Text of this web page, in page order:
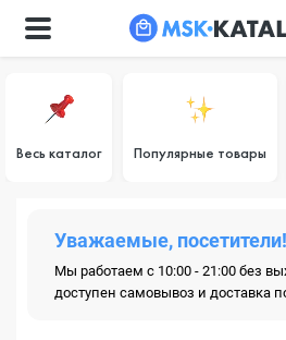
Весь каталог Популярные товары
Уважаемые, посетители!
Мы работаем с 10:00 - 21:00 без
доступен самовывоз и доставка